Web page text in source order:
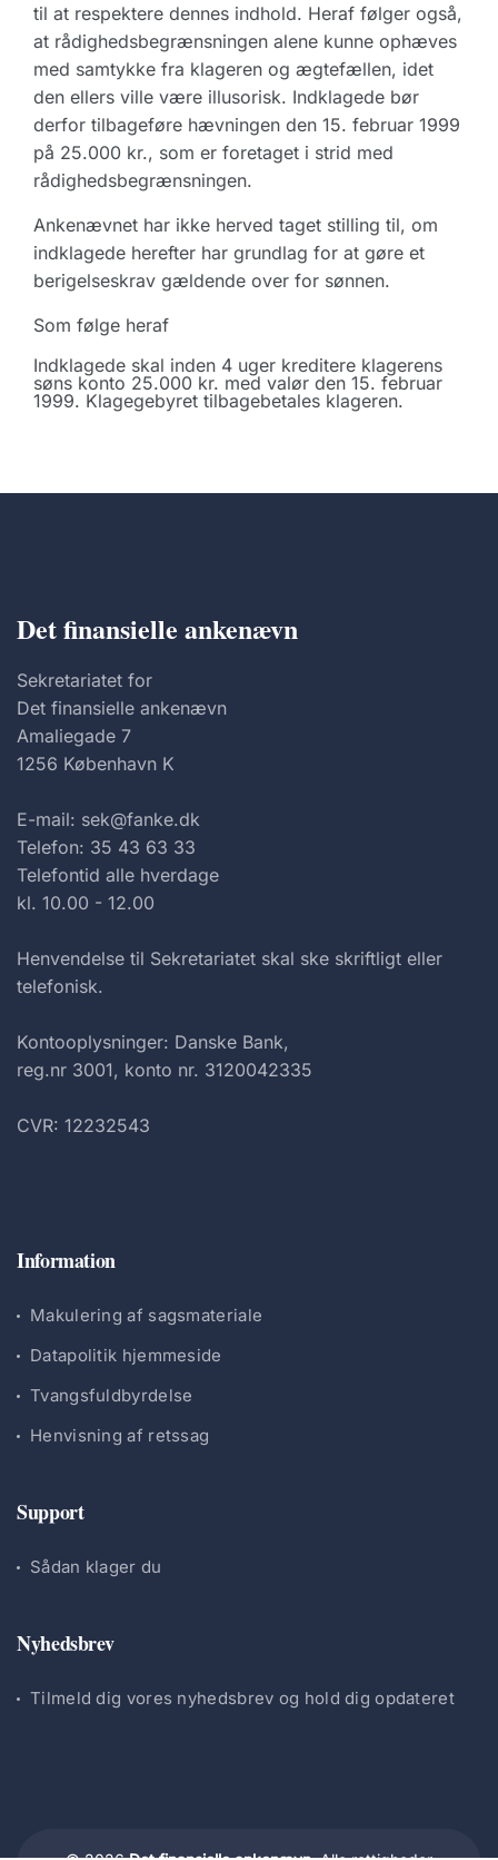
til at respektere dennes indhold. Heraf følger også,
at rådighedsbegrænsningen alene kunne ophæves
med samtykke fra klageren og ægtefællen, idet
den ellers ville være illusorisk. Indklagede bør
derfor tilbageføre hævningen den 15. februar 1999
på 25.000 kr., som er foretaget i strid med
rådighedsbegrænsningen.
Ankenævnet har ikke herved taget stilling til, om
indklagede herefter har grundlag for at gøre et
berigelseskrav gældende over for sønnen.
Som følge heraf
Indklagede skal inden 4 uger kreditere klagerens
søns konto 25.000 kr. med valør den 15. februar
1999. Klagegebyret tilbagebetales klageren.
Det finansielle ankenævn
Sekretariatet for
Det finansielle ankenævn
Amaliegade 7
1256 København K
E-mail: sek@fanke.dk
Telefon: 35 43 63 33
Telefontid alle hverdage
kl. 10.00 - 12.00
Henvendelse til Sekretariatet skal ske skriftligt eller
telefonisk.
Kontooplysninger: Danske Bank,
reg.nr 3001, konto nr. 3120042335
CVR: 12232543
Information
Makulering af sagsmateriale
Datapolitik hjemmeside
Tvangsfuldbyrdelse
Henvisning af retssag
Support
Sådan klager du
Nyhedsbrev
Tilmeld dig vores nyhedsbrev og hold dig opdateret